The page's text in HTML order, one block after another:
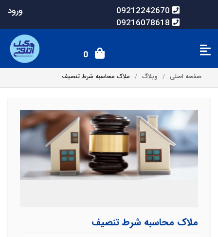
09212242670
09216078618
ورود
0
صفحه اصلی وبلاگ ملاک محاسبه شرط تنصیف
ملاک محاسبه شرط تنصیف